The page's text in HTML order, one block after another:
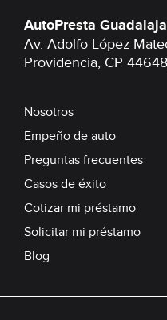
AutoPresta
Av. Adolfo López
Providencia, CP
Nosotros
Empeño de auto
Preguntas frecuentes
Casos de éxito
Cotizar mi préstamo
Solicitar mi préstamo
Blog